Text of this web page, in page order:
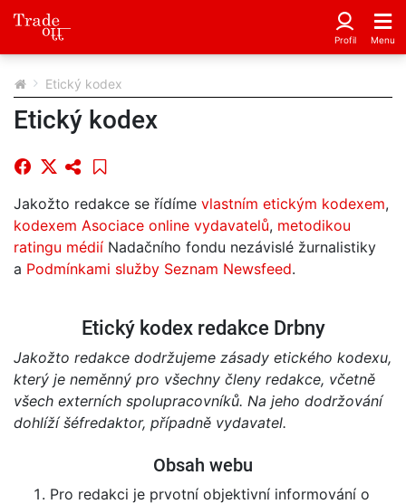
Etický kodex
Etický kodex
Jakožto redakce se řídíme vlastním etickým kodexem,
kodexem Asociace online vydavatelů, metodikou
ratingu médií Nadačního fondu nezávislé žurnalistiky
a Podmínkami služby Seznam Newsfeed.
Etický kodex redakce Drbny
Jakožto redakce dodržujeme zásady etického kodexu,
který je neměnný pro všechny členy redakce, včetně
všech externích spolupracovníků. Na jeho dodržování
dohlíží šéfredaktor, případně vydavatel.
Obsah webu
Pro redakci je prvotní objektivní informování o